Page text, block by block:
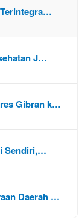
J…
Gibran k…
Sendiri,…
Daerah …